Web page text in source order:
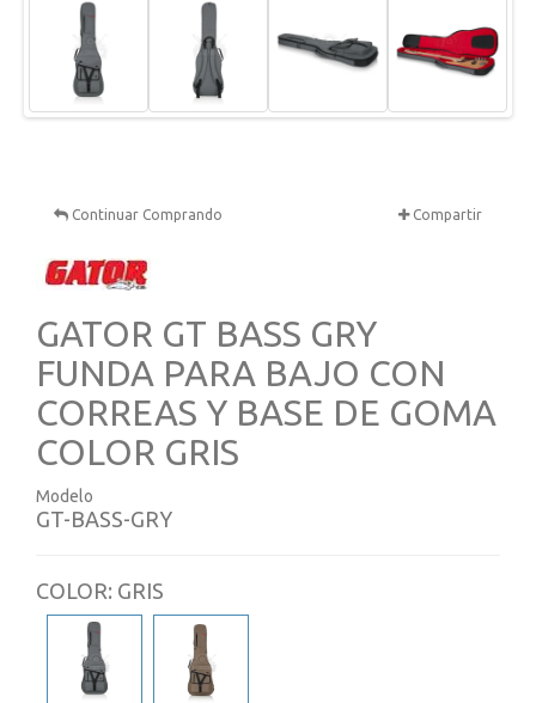
Continuar Comprando Compartir
GATOR GT BASS GRY
FUNDA PARA BAJO CON
CORREAS Y BASE DE GOMA
COLOR GRIS
Modelo
GT-BASS-GRY
COLOR: GRIS